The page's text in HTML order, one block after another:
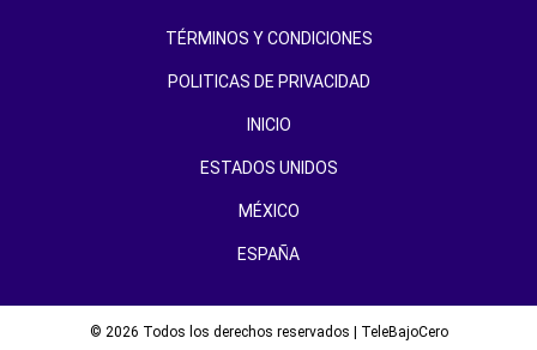
TÉRMINOS Y CONDICIONES
POLITICAS DE PRIVACIDAD
INICIO
ESTADOS UNIDOS
MÉXICO
ESPAÑA
© 2026 Todos los derechos reservados | TeleBajoCero